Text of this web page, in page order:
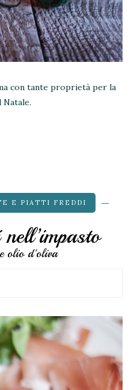
con tante proprietà per la
E PIATTI FREDDI
olio d'oliva